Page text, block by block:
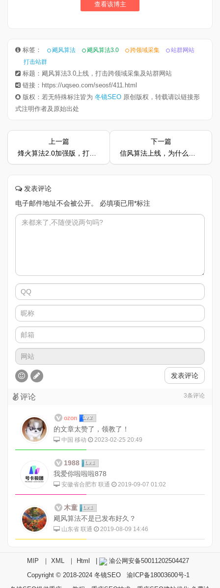
查看该博主
标签： 飓风算法 飓风算法3.0 跨领域采集
站群网站
打击站群
标题：飓风算法3.0上线，打击跨领域采集及站群网站
链接：https://uqseo.com/seosf/411.html
版权：若无特殊标注皆为 冬镜SEO 原创版权，转载请以链接形
式注明作者及原始出处
上一篇
烽火算法2.0加强版，打击网站安全性差、跳转劫持等问题
下一篇
信风算法上线，为什么要严厉打击翻页诱导行为
发表评论
电子邮件地址不会被公开。
必填项已用*标注
发表评论
评论 3条评论
ozon Lv.2
的文章太赞了，领教了！
中国 移动 2023-02-25 20:49
1988 Lv.1
我爱你啦啦啦878
安徽省合肥市 联通 2019-09-07 01:02
木童 Lv.1
飓风算法不是已发布好久？
山东省 联通 2019-08-09 14:46
MIP ｜ XML ｜ Html
渝公网安备50011202504427
Copyright © 2018-2024 冬镜SEO
渝ICP备18003600号-1